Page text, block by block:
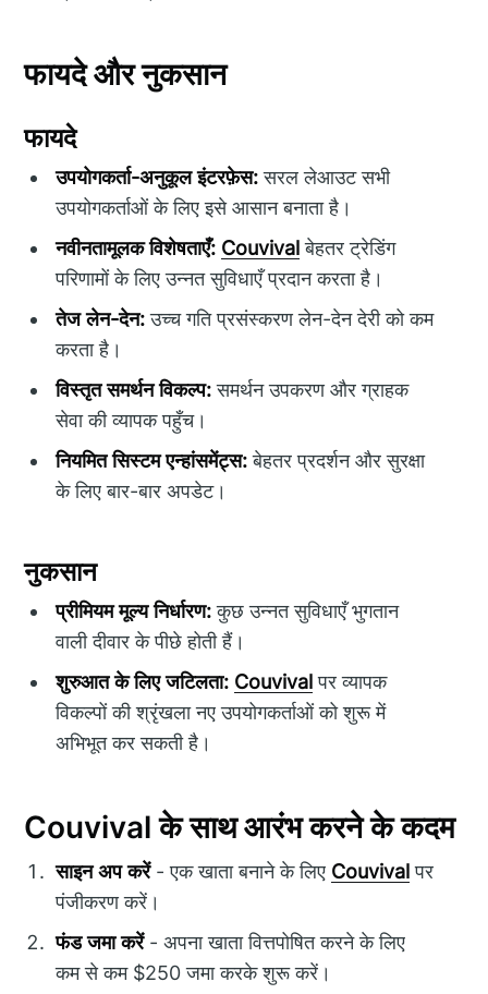
फायदे और नुकसान
फायदे
उपयोगकर्ता-अनुकूल इंटरफ़ेस:सरल लेआउट सभी
उपयोगकर्ताओं के लिए इसे आसान बनाता है।
नवीनतामूलक विशेषताएँ: Couvivalबेहतर ट्रेडिंग
परिणामों के लिए उन्नत सुविधाएँ प्रदान करता है।
तेज लेन-देन:उच्च गति प्रसंस्करण लेन-देन देरी को कम
करता है।
विस्तृत समर्थन विकल्प:समर्थन उपकरण और ग्राहक
सेवा की व्यापक पहुँच।
नियमित सिस्टम एन्हांसमेंट्स:बेहतर प्रदर्शन और सुरक्षा
के लिए बार-बार अपडेट।
नुकसान
प्रीमियम मूल्य निर्धारण:कुछ उन्नत सुविधाएँ भुगतान
वाली दीवार के पीछे होती हैं।
शुरुआत के लिए जटिलता: Couvivalपर व्यापक
विकल्पों की श्रृंखला नए उपयोगकर्ताओं को शुरू में
अभिभूत कर सकती है।
Couvival के साथ आरंभ करने के कदम
साइन अप करें- एक खाता बनाने के लिए Couvivalपर
पंजीकरण करें।
फंड जमा करें- अपना खाता वित्तपोषित करने के लिए
कम से कम $250 जमा करके शुरू करें।